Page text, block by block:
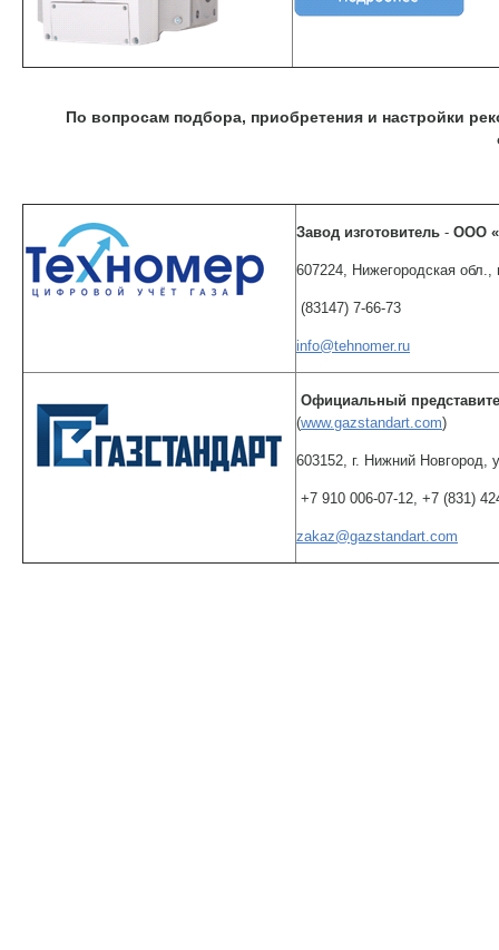
По вопросам подбора, приобретения и настройки
Завод изготовитель - ООО
607224, Нижегородская
(83147) 7-66-73
info@tehnomer.ru
Официальный
(www.gazstandart.com)
603152, г. Нижний Новгород,
+7 910 006-07-12, +7 (831)
zakaz@gazstandart.com